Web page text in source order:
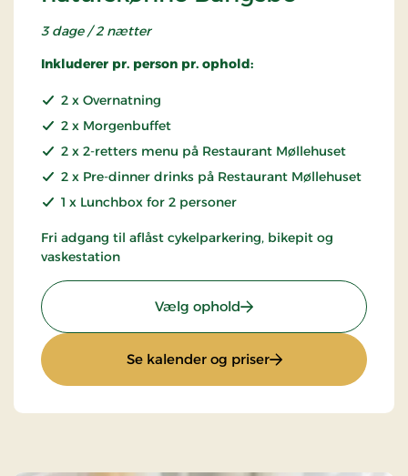
3 dage / 2 nætter
Inkluderer pr. person pr. ophold:
2 x Overnatning
2 x Morgenbuffet
2 x 2-retters menu på Restaurant Møllehuset
2 x Pre-dinner drinks på Restaurant Møllehuset
1 x Lunchbox for 2 personer
Fri adgang til aflåst cykelparkering, bikepit og
vaskestation
Vælg ophold: Cykelophold, oplev
Se kalender og priser: Cykelophold,